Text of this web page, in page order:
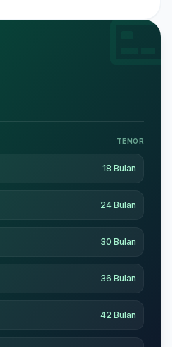
TENOR
18 Bulan
24 Bulan
30 Bulan
36 Bulan
42 Bulan